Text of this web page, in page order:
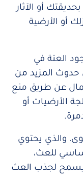
أو الآثار
أو الأرضية
العتة في
حدوث المزيد من
عن طريق منع
الأرضيات أو
والذي يحتوي
للعث،
يسمح لجذب العث